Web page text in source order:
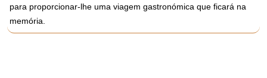
para proporcionar-lhe uma viagem gastronómica que ficará na
memória.